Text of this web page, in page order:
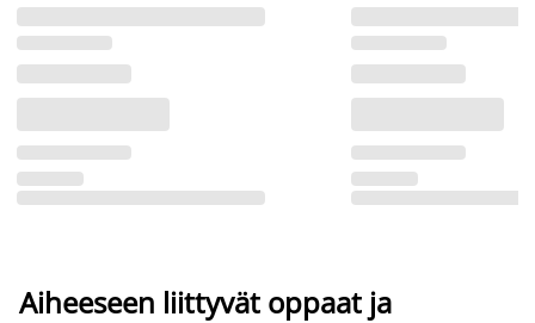
Aiheeseen liittyvät oppaat ja